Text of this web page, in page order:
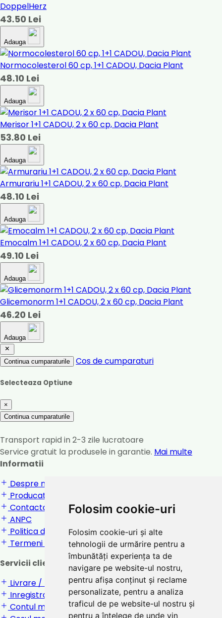
Folosim cookie-uri
Folosim cookie-uri și alte
tehnologii de urmărire pentru a
îmbunătăți experiența ta de
navigare pe website-ul nostru,
pentru afișa conținut și reclame
personalizate, pentru a analiza
traficul de pe website-ul nostru și
pentru a înțelege de unde vin
DoppelHerz
43.50 Lei
Adauga
Normocolesterol 60 cp, 1+1 CADOU, Dacia Plant
48.10 Lei
Adauga
Merisor 1+1 CADOU, 2 x 60 cp, Dacia Plant
53.80 Lei
Adauga
Armurariu 1+1 CADOU, 2 x 60 cp, Dacia Plant
48.10 Lei
Adauga
Emocalm 1+1 CADOU, 2 x 60 cp, Dacia Plant
49.10 Lei
Adauga
Glicemonorm 1+1 CADOU, 2 x 60 cp, Dacia Plant
46.20 Lei
Adauga
Continua cumparaturile Cos de cumparaturi
Selecteaza Optiune
×
Continua cumparaturile
Transport rapid in 2-3 zile lucratoare
Service gratuit la produsele in garantie. Mai multe
Informatii
Despre noi
Producatori
Contactati-ne
ANPC
Politica de confidentialitate
Termeni si conditii
Servicii clienti
Livrare / returnare
Inregistrare / Login
Contul meu